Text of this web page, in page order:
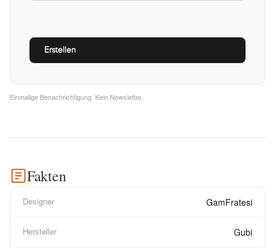
Einmalige Benachrichtigung. Kein Newsletter.
Fakten
Designer GamFratesi
Hersteller Gubi